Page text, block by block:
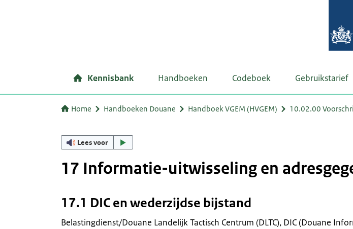
Kennisbank Handboeken Codeboek Gebruikstarief
Home Handboeken Douane Handboek VGEM (HVGEM) 10.02.00
Lees voor
17 Informatie-uitwisseling en
17.1 DIC en wederzijdse bijstand
Belastingdienst/Douane Landelijk Tactisch Centrum (DLTC), DIC (Douane